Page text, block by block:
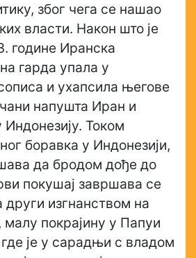
због чега се нашао
власти. Након што је
године Иранска
гарда упала у
и ухапсила његове
напушта Иран и
Индонезију. Током
боравка у Индонезији,
да бродом дође до
покушај завршава се
изгнанством на
покрајину у Папуи
где је у сарадњи с владом